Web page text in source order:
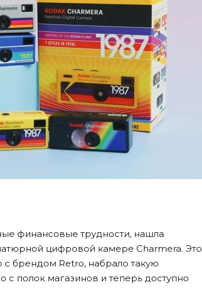
финансовые трудности, нашла
цифровой камере Charmera. Это
с брендом Retro, набрало такую
с полок магазинов и теперь доступно